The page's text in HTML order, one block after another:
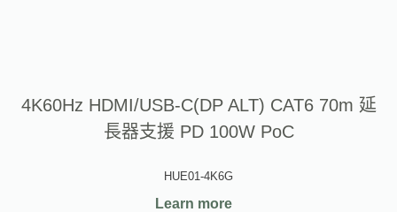
4K60Hz HDMI/USB-C(DP ALT) CAT6 70m 延
長器支援 PD 100W PoC
HUE01-4K6G
Learn more